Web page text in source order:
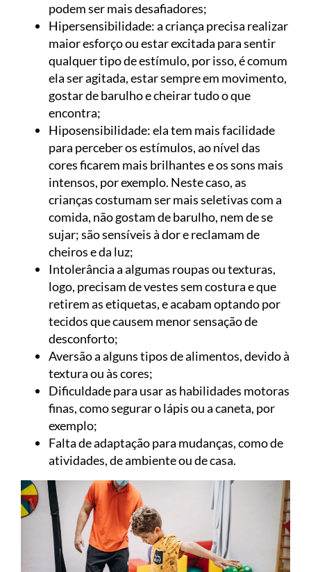
podem ser mais desafiadores;
Hipersensibilidade: a criança precisa realizar
maior esforço ou estar excitada para sentir
qualquer tipo de estímulo, por isso, é comum
ela ser agitada, estar sempre em movimento,
gostar de barulho e cheirar tudo o que
encontra;
Hiposensibilidade: ela tem mais facilidade
para perceber os estímulos, ao nível das
cores ficarem mais brilhantes e os sons mais
intensos, por exemplo. Neste caso, as
crianças costumam ser mais seletivas com a
comida, não gostam de barulho, nem de se
sujar; são sensíveis à dor e reclamam de
cheiros e da luz;
Intolerância a algumas roupas ou texturas,
logo, precisam de vestes sem costura e que
retirem as etiquetas, e acabam optando por
tecidos que causem menor sensação de
desconforto;
Aversão a alguns tipos de alimentos, devido à
textura ou às cores;
Dificuldade para usar as habilidades motoras
finas, como segurar o lápis ou a caneta, por
exemplo;
Falta de adaptação para mudanças, como de
atividades, de ambiente ou de casa.